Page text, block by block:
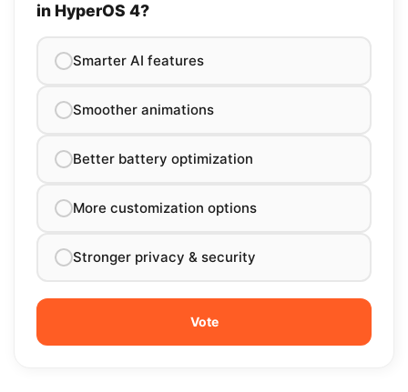
in HyperOS 4?
Smarter AI features
Smoother animations
Better battery optimization
More customization options
Stronger privacy & security